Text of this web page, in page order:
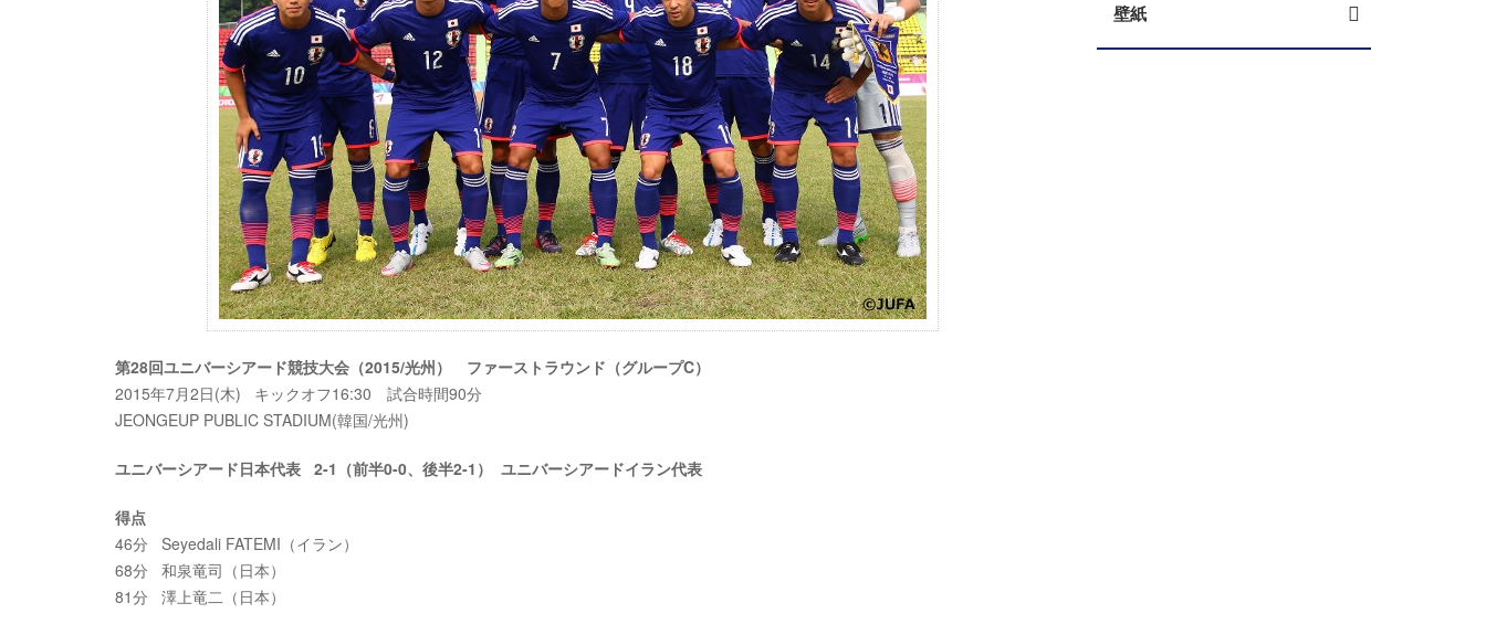
第28回ユニバーシアード競技大会（2015/光州） ファーストラウンド（グループC）
2015年7月2日(木) キックオフ16:30 試合時間90分
JEONGEUP PUBLIC STADIUM(韓国/光州)
ユニバーシアード日本代表 2-1（前半0-0、後半2-1） ユニバーシアードイラン代表
得点
46分 Seyedali FATEMI（イラン）
68分 和泉竜司（日本）
81分 澤上竜二（日本）
壁紙